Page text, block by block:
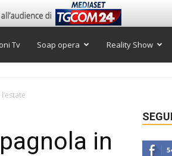
Tv Soap opera Reality Show
in